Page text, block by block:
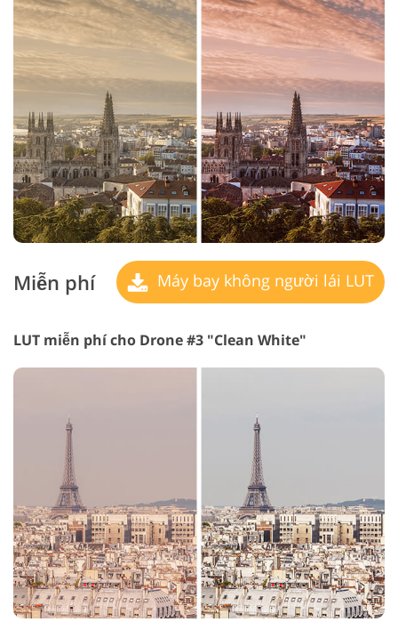
Miễn phí Máy bay không người lái LUT
LUT miễn phí cho Drone #3 "Clean White"